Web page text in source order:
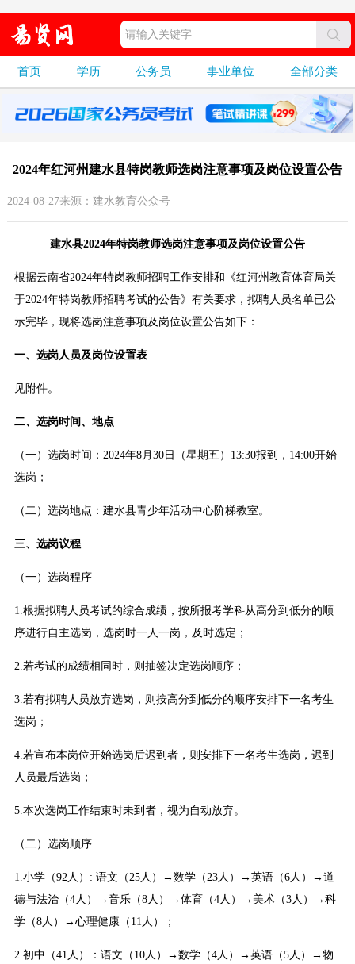
首页 学历 公务员 事业单位 全部分类
2024年红河州建水县特岗教师选岗注意事项及岗位设置公告
2024-08-27来源：建水教育公众号
建水县2024年特岗教师选岗注意事项及岗位设置公告
根据云南省2024年特岗教师招聘工作安排和《红河州教育体育局关
于2024年特岗教师招聘考试的公告》有关要求，拟聘人员名单已公
示完毕，现将选岗注意事项及岗位设置公告如下：
一、选岗人员及岗位设置表
见附件。
二、选岗时间、地点
（一）选岗时间：2024年8月30日（星期五）13:30报到，14:00开始
选岗；
（二）选岗地点：建水县青少年活动中心阶梯教室。
三、选岗议程
（一）选岗程序
1.根据拟聘人员考试的综合成绩，按所报考学科从高分到低分的顺
序进行自主选岗，选岗时一人一岗，及时选定；
2.若考试的成绩相同时，则抽签决定选岗顺序；
3.若有拟聘人员放弃选岗，则按高分到低分的顺序安排下一名考生
选岗；
4.若宣布本岗位开始选岗后迟到者，则安排下一名考生选岗，迟到
人员最后选岗；
5.本次选岗工作结束时未到者，视为自动放弃。
（二）选岗顺序
1.小学（92人）: 语文（25人）→数学（23人）→英语（6人）→道
德与法治（4人）→音乐（8人）→体育（4人）→美术（3人）→科
学（8人）→心理健康（11人）；
2.初中（41人）：语文（10人）→数学（4人）→英语（5人）→物